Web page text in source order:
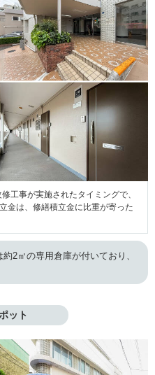
工事が実施されたタイミングで、
金は、修繕積立金に比重が寄った
2㎡の専用倉庫が付いており、
ット